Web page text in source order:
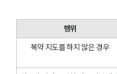
행위
복약 지도를 하지 않은 경우